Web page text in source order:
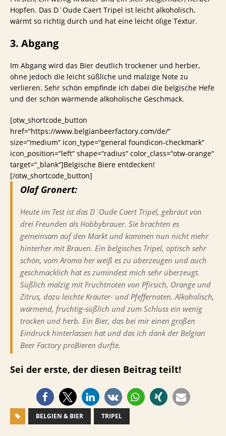
Hopfen. Das D`Oude Caert Tripel ist leicht alkoholisch,
wärmt so richtig durch und hat eine leicht ölige Textur.
3. Abgang
Im Abgang wird das Bier deutlich trockener und herber,
ohne jedoch die leicht süßliche und malzige Note zu
verlieren. Sehr schön empfinde ich dabei die belgische Hefe
und der schön wärmende alkoholische Geschmack.
[otw_shortcode_button
href=“https://www.belgianbeerfactory.com/de/“
size=“medium“ icon_type=“general foundicon-checkmark“
icon_position=“left“ shape=“radius“ color_class=“otw-orange“
target=“_blank“]Belgische Biere entdecken!
[/otw_shortcode_button]
Olaf Gronert:
Heute im Test ist das D`Oude Caert Tripel, gebraut von
drei Freunden als Hobbybrauer. Sie brachten es
gemeinsam auf den Markt und kommen nun nicht mehr
hinterher mit Brauen. Ein belgisches Tripel, optisch sehr
schön, vom Aroma her weiß es zu überzeugen und auch
geschmacklich hat es zumindest mich sehr überzeugt.
Süßlich malzig mit Fruchtnoten von Pfirsich, Orange und
Zitrus, dazu leichte Kräuter- und Pfeffernoten. Alkoholisch,
wärmend, fruchtig-süßlich und zum Schluss ein wenig
trocken und herb. Ein Bier, das bei mir einen großen
Eindruck hinterlassen hat und das ich dank der Belgian
Beer Factory proBieren durfte.
Sei der erste, der diesen Beitrag teilt!
BELGIEN & BIER TRIPEL